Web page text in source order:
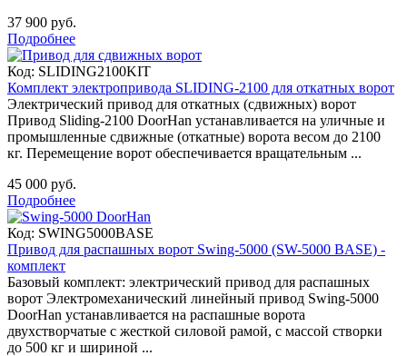
37 900 руб.
Подробнее
Код: SLIDING2100KIT
Комплект электропривода SLIDING-2100 для откатных ворот
Электрический привод для откатных (сдвижных) ворот
Привод Sliding-2100 DoorHan устанавливается на уличные и
промышленные сдвижные (откатные) ворота весом до 2100
кг. Перемещение ворот обеспечивается вращательным ...
45 000 руб.
Подробнее
Код: SWING5000BASE
Привод для распашных ворот Swing-5000 (SW-5000 BASE) -
комплект
Базовый комплект: электрический привод для распашных
ворот Электромеханический линейный привод Swing-5000
DoorHan устанавливается на распашные ворота
двухстворчатые с жесткой силовой рамой, с массой створки
до 500 кг и шириной ...